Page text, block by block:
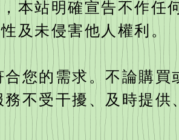
本站明確宣告不作任
及未侵害他人權利。
您的需求。不論購買
不受干擾、及時提供